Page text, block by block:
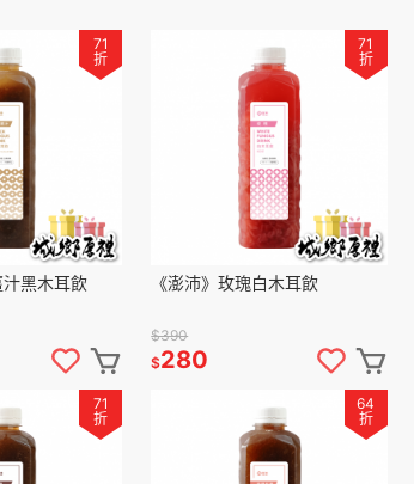
71
折
汁黑木耳飲
71
折
《澎沛》玫瑰白木耳飲
$390
$280
71
折
64
折